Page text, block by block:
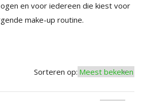
en voor iedereen die kiest voor
make-up routine.
Sorteren op: